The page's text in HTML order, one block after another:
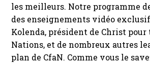
les meilleurs. Notre programme
des enseignements vidéo
Kolenda, président de Christ pour
Nations, et de nombreux autres
plan de CfaN. Comme vous le